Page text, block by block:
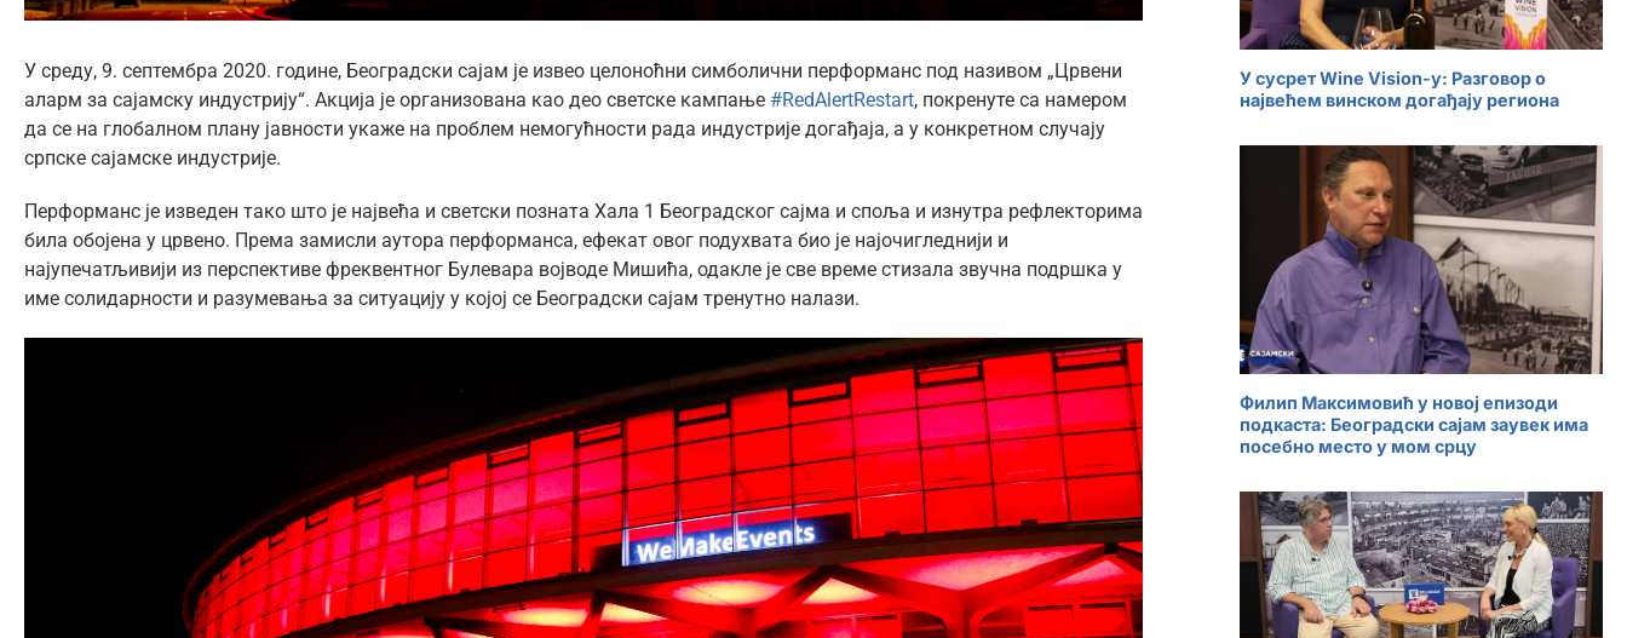
У среду, 9. септембра 2020. године, Београдски сајам је извео целоноћни симболични перформанс под називом „Црвени
аларм за сајамску индустрију“. Акција је организована као део светске кампање #RedAlertRestart, покренуте са намером
да се на глобалном плану јавности укаже на проблем немогућности рада индустрије догађаја, а у конкретном случају
српске сајамске индустрије.
Перформанс је изведен тако што је највећа и светски позната Хала 1 Београдског сајма и споља и изнутра рефлекторима
била обојена у црвено. Према замисли аутора перформанса, ефекат овог подухвата био је најочигледнији и
најупечатљивији из перспективе фреквентног Булевара војводе Мишића, одакле је све време стизала звучна подршка у
име солидарности и разумевања за ситуацију у којој се Београдски сајам тренутно налази.
У сусрет Wine Vision-у: Разговор о
највећем винском догађају региона
Филип Максимовић у новој епизоди
подкаста: Београдски сајам заувек има
посебно место у мом срцу